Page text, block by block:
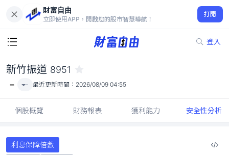
財富自由
立即使用APP，開啟您的股市智慧導航！
打開
登入
-
新竹振道 8951
- - 最近更新時間： 2026/08/09 04:55
個股概覽 財務報表 獲利能力 安全性分析
利息保障倍數